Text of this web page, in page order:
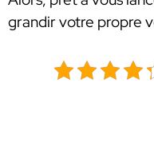
grandir votre propre